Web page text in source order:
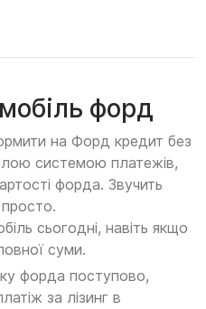
форд
на Форд кредит без
системою платежів,
форда. Звучить
сьогодні, навіть якщо
суми.
форда поступово,
за лізинг в